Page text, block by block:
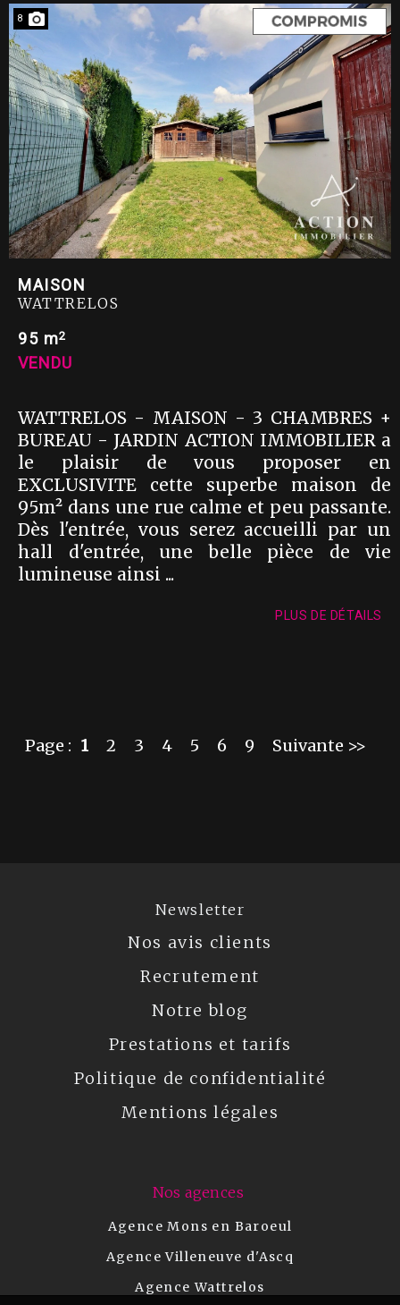
8
MAISON
WATTRELOS
95 m2
VENDU
WATTRELOS - MAISON - 3 CHAMBRES +
BUREAU - JARDIN ACTION IMMOBILIER a
le plaisir de vous proposer en
EXCLUSIVITE cette superbe maison de
95m² dans une rue calme et peu passante.
Dès l'entrée, vous serez accueilli par un
hall d'entrée, une belle pièce de vie
lumineuse ainsi ...
PLUS DE DÉTAILS
Page : 1 2 3 4 5 6 9 Suivante >>
Newsletter
Nos avis clients
Recrutement
Notre blog
Prestations et tarifs
Politique de confidentialité
Mentions légales
Nos agences
Agence Mons en Baroeul
Agence Villeneuve d'Ascq
Agence Wattrelos